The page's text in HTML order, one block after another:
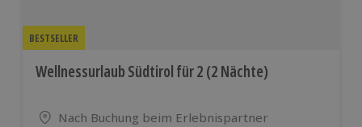
BESTSELLER
Wellnessurlaub Südtirol für 2 (2 Nächte)
Standort
Nach Buchung beim Erlebnispartner